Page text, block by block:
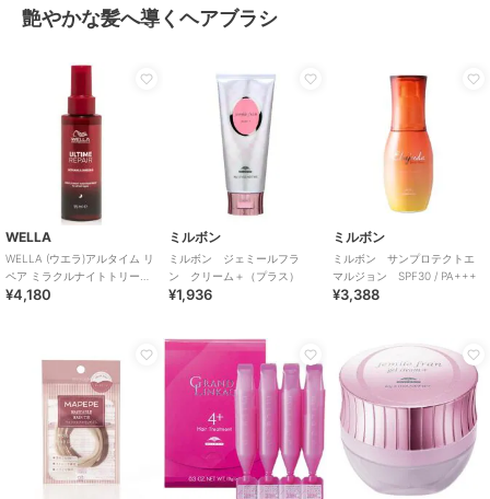
艶やかな髪へ導くヘアブラシ
WELLA
WELLA (ウエラ)アルタイム リ
ペア ミラクルナイトトリート
メント95ml
¥4,180
ミルボン
ミルボン ジェミールフラ
ン クリーム＋（プラス）
¥1,936
ミルボン
ミルボン サンプロテクトエ
マルジョン SPF30 / PA+++
¥3,388